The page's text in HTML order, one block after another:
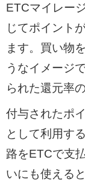
ETCマイレー
じてポイント
ます。買い物
うなイメージ
られた還元率
付与されたポ
として利用す
路をETCで支
いにも使える